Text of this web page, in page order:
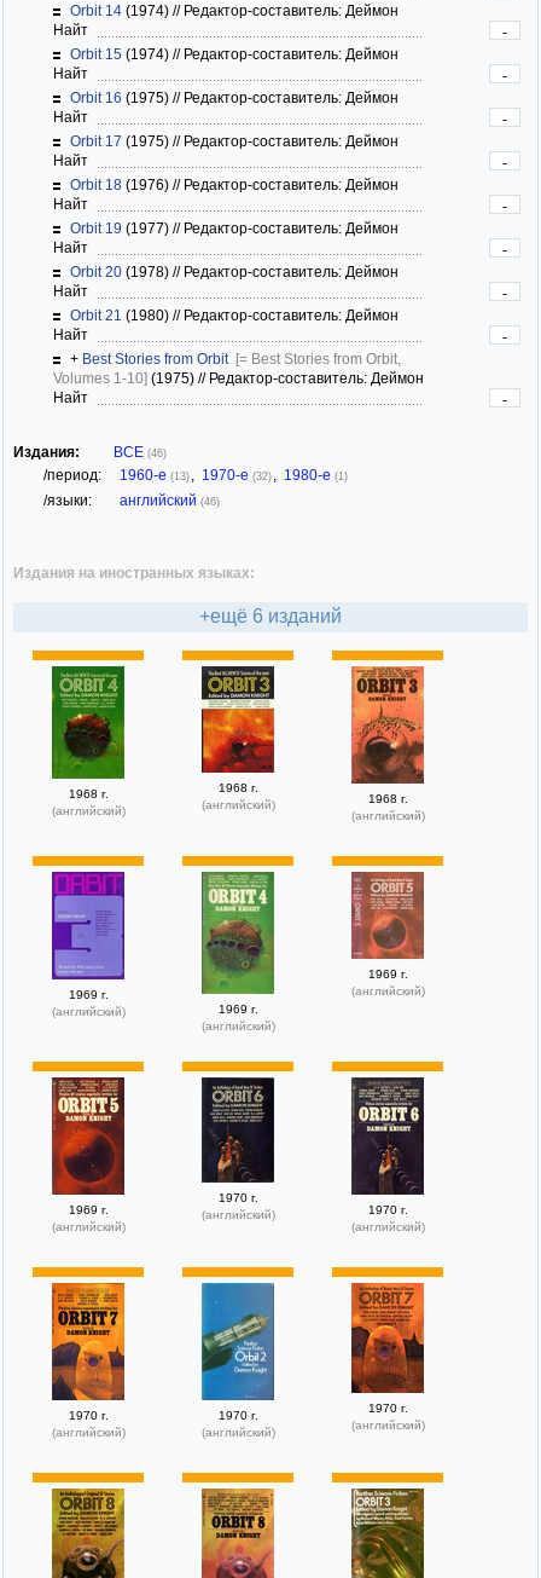
Orbit 14 (1974) //Редактор-составитель: Деймон
Найт
-
Orbit 15 (1974) //Редактор-составитель: Деймон
Найт
-
Orbit 16 (1975) //Редактор-составитель: Деймон
Найт
-
Orbit 17 (1975) //Редактор-составитель: Деймон
Найт
-
Orbit 18 (1976) //Редактор-составитель: Деймон
Найт
-
Orbit 19 (1977) //Редактор-составитель: Деймон
Найт
-
Orbit 20 (1978) //Редактор-составитель: Деймон
Найт
-
Orbit 21 (1980) //Редактор-составитель: Деймон
Найт
-
+ Best Stories from Orbit [= Best Stories from Orbit,
Volumes 1-10] (1975) //Редактор-составитель: Деймон
Найт
-
Издания: ВСЕ (46)
/период: 1960-е (13) 1970-е (32) 1980-е (1)
/языки: английский (46)
Издания на иностранных языках:
+ещё 6 изданий
1968 г.
(английский)
1968 г.
(английский)
1968 г.
(английский)
1969 г.
(английский)
1969 г.
(английский)
1969 г.
(английский)
1969 г.
(английский)
1970 г.
(английский)
1970 г.
(английский)
1970 г.
(английский)
1970 г.
(английский)
1970 г.
(английский)